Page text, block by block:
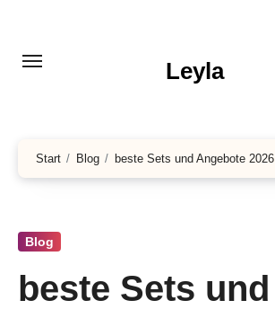
springen
Leyla
Start Blog beste Sets und Angebote 2026
Blog
beste Sets und